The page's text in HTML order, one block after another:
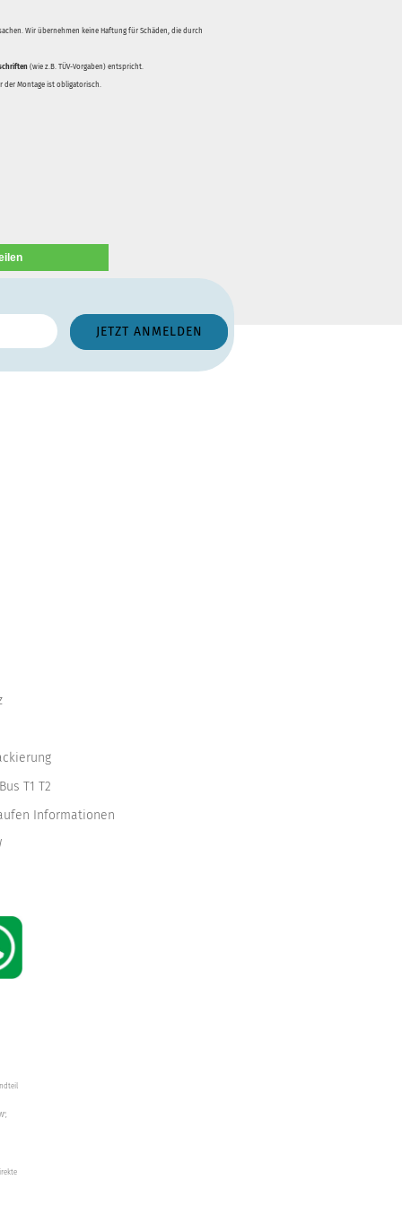
Wir übernehmen keine Haftung für Schäden, die durch
(wie z.B. TÜV-Vorgaben) entspricht.
der Montage ist obligatorisch.
T1 T2
Informationen